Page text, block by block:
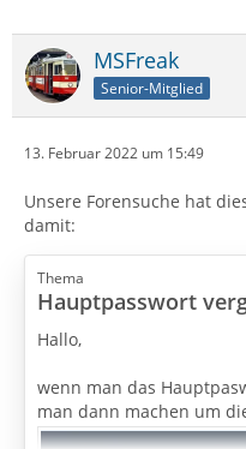
MSFreak
Senior-Mitglied
13. Februar 2022 um 15:49
Unsere Forensuche hat
damit:
Thema
Hauptpasswort
Hallo,
wenn man das
man dann machen um